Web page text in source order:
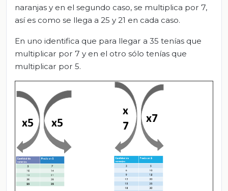
naranjas y en el segundo caso, se multiplica por 7,
así es como se llega a 25 y 21 en cada caso.
En uno identifica que para llegar a 35 tenías que
multiplicar por 7 y en el otro sólo tenías que
multiplicar por 5.